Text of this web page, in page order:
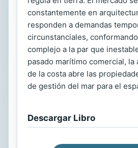
constantemente en
responden a demandas
circunstanciales,
complejo a la par que
pasado marítimo comercial,
de la costa abre las
de gestión del mar para el
Descargar Libro